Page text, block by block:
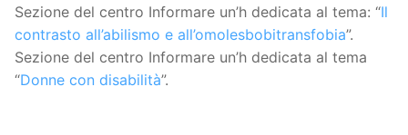
Sezione del centro Informare un’h dedicata al tema: “Il
contrasto all’abilismo e all’omolesbobitransfobia”.
Sezione del centro Informare un’h dedicata al tema
“Donne con disabilità”.